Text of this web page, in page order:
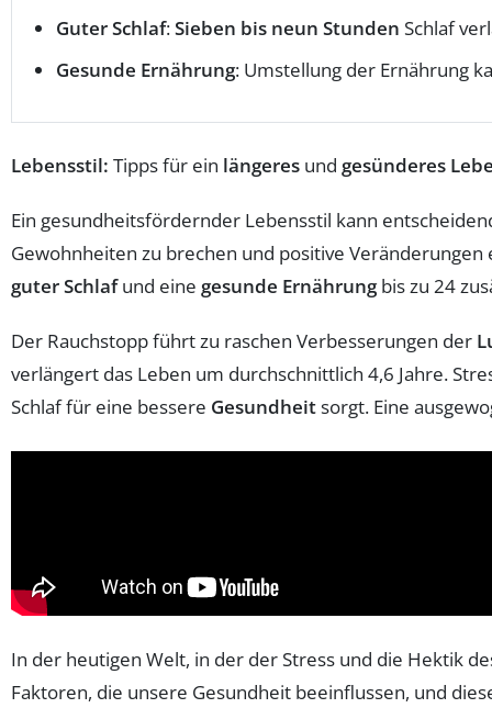
Guter Schlaf:Sieben bis neun Stunden Schlaf
Gesunde Ernährung: Umstellung der Ernährung
Lebensstil: Tipps für ein längeres und gesünderes
Ein gesundheitsfördernder Lebensstil kann
Gewohnheiten zu brechen und positive
guter Schlafund eine gesunde Ernährungbis zu 24
Der Rauchstopp führt zu raschen Verbesserungen der
verlängert das Leben um durchschnittlich 4,6 Jahre.
Schlaf für eine bessere Gesundheitsorgt. Eine
In der heutigen Welt, in der der Stress und die Hektik
Faktoren, die unsere Gesundheit beeinflussen, und